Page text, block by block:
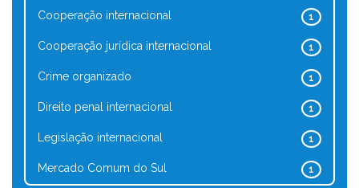
1
Cooperação internacional
1
Cooperação jurídica internacional
1
Crime organizado
1
Direito penal internacional
1
Legislação internacional
1
Mercado Comum do Sul